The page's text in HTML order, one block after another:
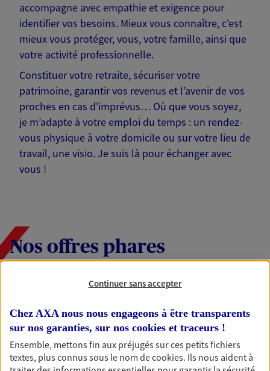
accompagne avec empathie et exigence pour
identifier vos besoins. Mieux vous connaître, c'est
mieux vous protéger, vous, votre famille, ainsi que
votre activité professionnelle.
Constituer votre retraite, sécuriser votre
patrimoine, garantir vos revenus et l’avenir de vos
proches en cas d’imprévus… Où que vous soyez,
je m’adapte à votre emploi du temps : un rendez-
vous physique à votre domicile ou sur votre lieu de
travail, une visio. Je suis là pour échanger avec
vous !
Nos offres phares
Réalisez vos projets grâce à votre épargne : achat
immobilier, études des enfants ou voyage autour
du monde… Épargnez à votre rythme et
simplement, selon votre profil.
Continuer sans accepter
Chez AXA nous nous engageons à être transparents
sur nos garanties, sur nos cookies et traceurs !
Ensemble, mettons fin aux préjugés sur ces petits fichiers
textes, plus connus sous le nom decookies. Ils nous aident à